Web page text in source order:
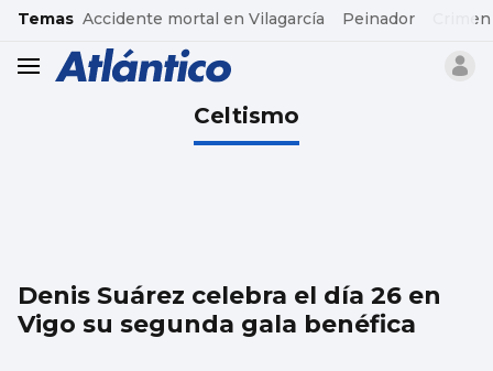
common.go-to-content
Temas Accidente mortal en Vilagarcía Peinador
header.menu.open
Celtismo
Denis Suárez celebra el día 26 en
Vigo su segunda gala benéfica